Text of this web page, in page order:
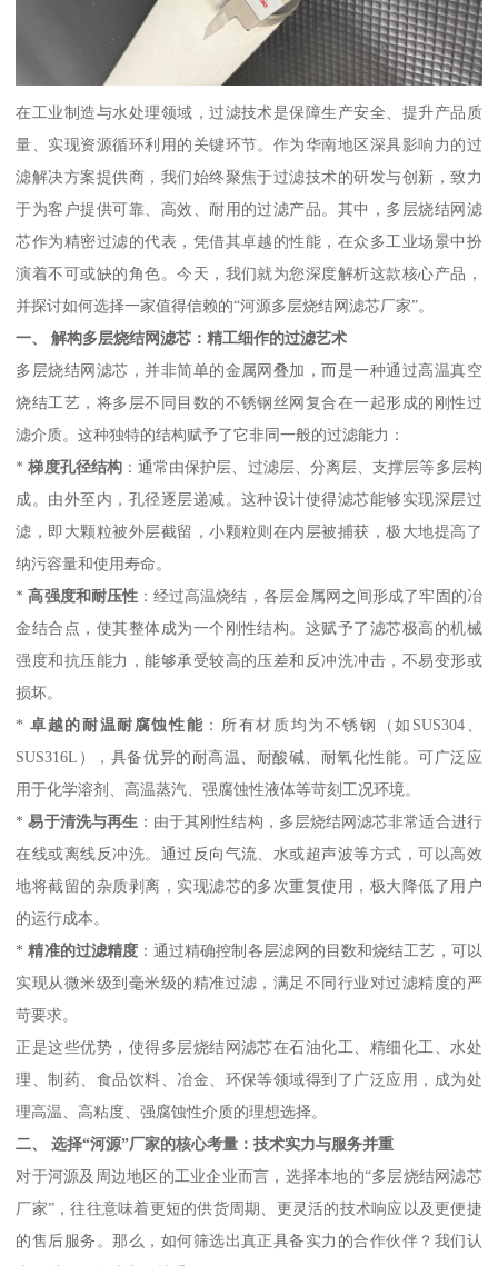
在工业制造与水处理领域，过滤技术是保障生产安全、提升产品质
量、实现资源循环利用的关键环节。作为华南地区深具影响力的过
滤解决方案提供商，我们始终聚焦于过滤技术的研发与创新，致力
于为客户提供可靠、高效、耐用的过滤产品。其中，多层烧结网滤
芯作为精密过滤的代表，凭借其卓越的性能，在众多工业场景中扮
演着不可或缺的角色。今天，我们就为您深度解析这款核心产品，
并探讨如何选择一家值得信赖的“河源多层烧结网滤芯厂家”。
一、 解构多层烧结网滤芯：精工细作的过滤艺术
多层烧结网滤芯，并非简单的金属网叠加，而是一种通过高温真空
烧结工艺，将多层不同目数的不锈钢丝网复合在一起形成的刚性过
滤介质。这种独特的结构赋予了它非同一般的过滤能力：
*梯度孔径结构：通常由保护层、过滤层、分离层、支撑层等多层构
成。由外至内，孔径逐层递减。这种设计使得滤芯能够实现深层过
滤，即大颗粒被外层截留，小颗粒则在内层被捕获，极大地提高了
纳污容量和使用寿命。
*高强度和耐压性 ：经过高温烧结，各层金属网之间形成了牢固的冶
金结合点，使其整体成为一个刚性结构。这赋予了滤芯极高的机械
强度和抗压能力，能够承受较高的压差和反冲洗冲击，不易变形或
损坏。
* 卓越的耐温耐腐蚀性能 ：所有材质均为不锈钢（如SUS304、
SUS316L），具备优异的耐高温、耐酸碱、耐氧化性能。可广泛应
用于化学溶剂、高温蒸汽、强腐蚀性液体等苛刻工况环境。
*易于清洗与再生 ：由于其刚性结构，多层烧结网滤芯非常适合进行
在线或离线反冲洗。通过反向气流、水或超声波等方式，可以高效
地将截留的杂质剥离，实现滤芯的多次重复使用，极大降低了用户
的运行成本。
*精准的过滤精度 ：通过精确控制各层滤网的目数和烧结工艺，可以
实现从微米级到毫米级的精准过滤，满足不同行业对过滤精度的严
苛要求。
正是这些优势，使得多层烧结网滤芯在石油化工、精细化工、水处
理、制药、食品饮料、冶金、环保等领域得到了广泛应用，成为处
理高温、高粘度、强腐蚀性介质的理想选择。
二、 选择“河源”厂家的核心考量：技术实力与服务并重
对于河源及周边地区的工业企业而言，选择本地的“多层烧结网滤芯
厂家”，往往意味着更短的供货周期、更灵活的技术响应以及更便捷
的售后服务。那么，如何筛选出真正具备实力的合作伙伴？我们认